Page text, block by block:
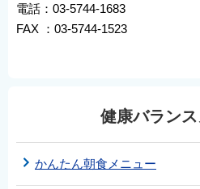
電話：03-5744-1683
FAX ：03-5744-1523
健康バラン
かんたん朝食メニュー